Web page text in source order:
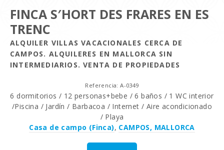
FINCA S′HORT DES FRARES EN ES
TRENC
ALQUILER VILLAS VACACIONALES CERCA DE
CAMPOS. ALQUILERES EN MALLORCA SIN
INTERMEDIARIOS. VENTA DE PROPIEDADES
Referencia: A-0349
6 dormitorios / 12 personas+bebe / 6 baños / 1 WC interior
/Piscina / Jardín / Barbacoa / Internet / Aire acondicionado
/ Playa
Casa de campo (Finca), CAMPOS, MALLORCA